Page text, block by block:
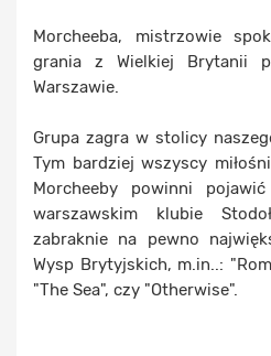
Morcheeba, mistrzowie
grania z Wielkiej Brytanii
Warszawie.
Grupa zagra w stolicy
Tym bardziej wszyscy
Morcheeby powinni
warszawskim klubie
zabraknie na pewno
Wysp Brytyjskich, m.in..:
"The Sea", czy "Otherwise".